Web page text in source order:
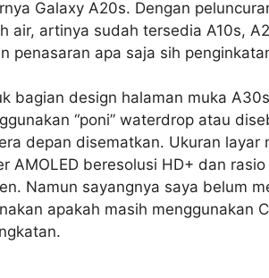
Galaxy A20s. Dengan
air, artinya sudah tersedia A10s,
penasaran apa saja sih
bagian design halaman muka
“poni” waterdrop atau
depan disematkan. Ukuran
AMOLED beresolusi HD+ dan
Namun sayangnya saya belum
apakah masih menggunakan